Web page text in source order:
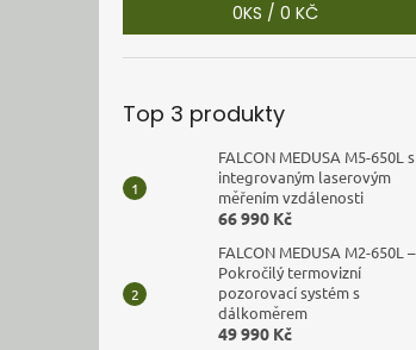
0KS / 0 KČ
Top 3 produkty
FALCON MEDUSA M5-650L s
integrovaným laserovým
měřením vzdálenosti
66 990 Kč
FALCON MEDUSA M2-650L –
Pokročilý termovizní
pozorovací systém s
dálkoměrem
49 990 Kč